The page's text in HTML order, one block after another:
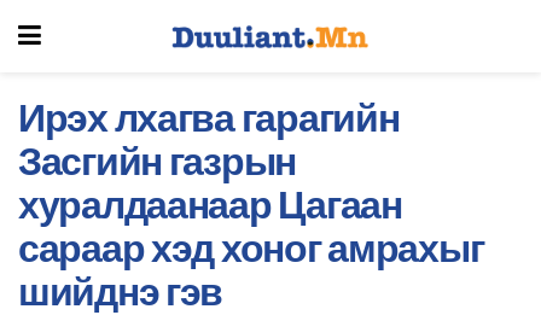
Ирэх лхагва гарагийн
Засгийн газрын
хуралдаанаар Цагаан
сараар хэд хоног амрахыг
шийднэ гэв